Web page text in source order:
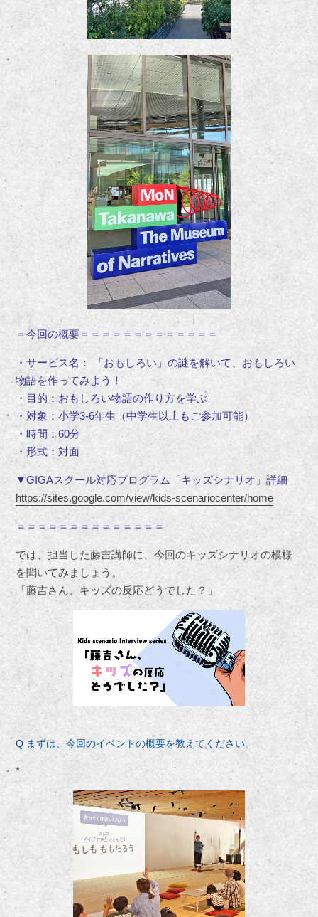
＝今回の概要＝＝＝＝＝＝＝＝＝＝＝＝＝
・サービス名： 「おもしろい」の謎を解いて、おもしろい
物語を作ってみよう！
・目的：おもしろい物語の作り方を学ぶ
・対象：小学3-6年生（中学生以上もご参加可能）
・時間：60分
・形式：対面
▼GIGAスクール対応プログラム「キッズシナリオ」詳細
https://sites.google.com/view/kids-scenariocenter/home
＝＝＝＝＝＝＝＝＝＝＝＝＝＝
では、担当した藤吉講師に、今回のキッズシナリオの模様
を聞いてみましょう。
「藤吉さん、キッズの反応どうでした？」
Q まずは、今回のイベントの概要を教えてください。
*